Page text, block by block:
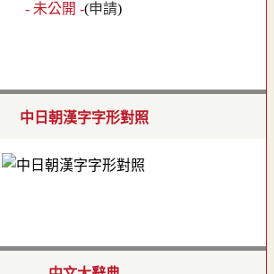
- 未公開 -(申請)
中日朝漢字字形對照